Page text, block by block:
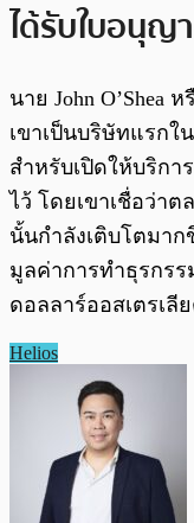
ได้รับใบอนุญ
นาย John O’Shea
เขาเป็นบริษัทแรกใ
สำหรับเปิดให้บริก
ไว้ โดยเขาเชื่อว่า
นั้นกำลังเติบโตมา
มูลค่าการทำธุรกร
ดอลลาร์ออสเตรเลี
Helios